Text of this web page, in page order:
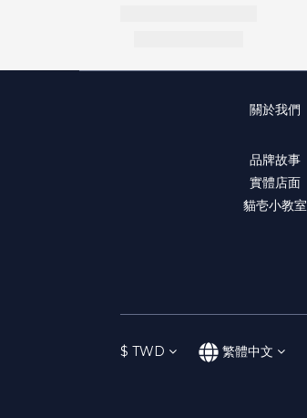
關於我們
品牌故事
實體店面
貓壱小教室
$ TWD 繁體中文